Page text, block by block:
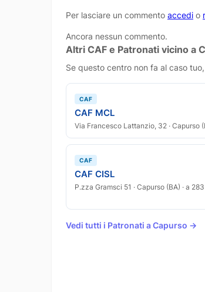
Per lasciare un commento accedi o
Ancora nessun commento.
Altri CAF e Patronati vicino a
Se questo centro non fa al caso
CAF
CAF MCL
Via Francesco Lattanzio, 32 · Capurso
CAF
CAF CISL
P.zza Gramsci 51 · Capurso (BA) · a
Vedi tutti i Patronati a Capurso →